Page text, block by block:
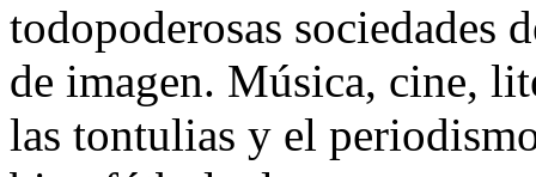
todopoderosas sociedades
de imagen. Música, cine,
las tontulias y el